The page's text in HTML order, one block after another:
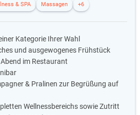
& SPA Massagen +6
Kategorie Ihrer Wahl
und ausgewogenes Frühstück
im Restaurant
& Pralinen zur Begrüßung auf
Wellnessbereichs sowie Zutritt